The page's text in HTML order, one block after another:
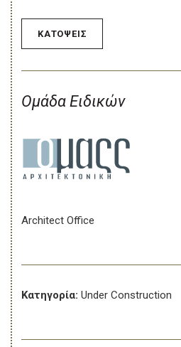
ΚΑΤΟΨΕΙΣ
Ομάδα Ειδικών
Architect Office
Κατηγορία: Under Construction